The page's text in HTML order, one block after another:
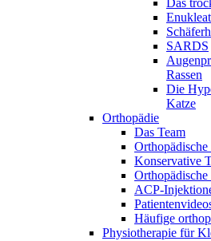
Das
SARDS
Rassen
Die
Katze
Orthopädie
Das Team
Konservative
ACP-
Häufige
Physiotherapie für